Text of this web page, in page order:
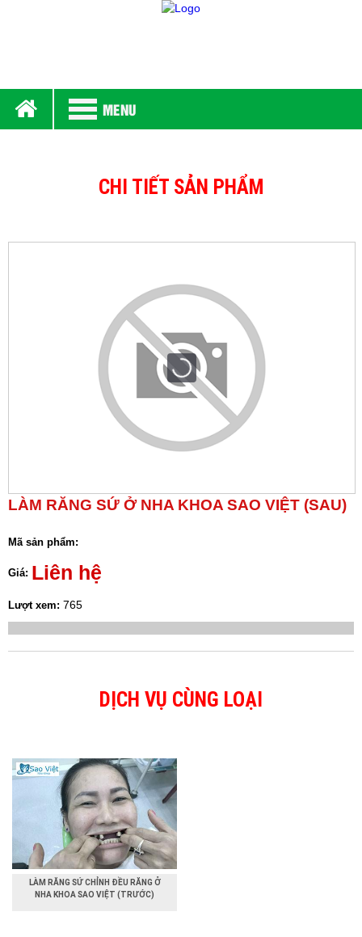
MENU
CHI TIẾT SẢN PHẨM
LÀM RĂNG SỨ Ở NHA KHOA SAO VIỆT (SAU)
Mã sản phẩm:
Giá: Liên hệ
Lượt xem: 765
DỊCH VỤ CÙNG LOẠI
LÀM RĂNG SỨ CHỈNH ĐỀU RĂNG Ở
NHA KHOA SAO VIỆT (TRƯỚC)